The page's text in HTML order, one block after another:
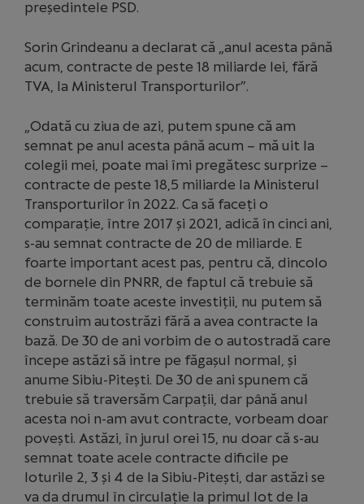
președintele PSD.
Sorin Grindeanu a declarat că „anul acesta până
acum, contracte de peste 18 miliarde lei, fără
TVA, la Ministerul Transporturilor”.
„Odată cu ziua de azi, putem spune că am
semnat pe anul acesta până acum – mă uit la
colegii mei, poate mai îmi pregătesc surprize –
contracte de peste 18,5 miliarde la Ministerul
Transporturilor în 2022. Ca să faceți o
comparație, între 2017 și 2021, adică în cinci ani,
s-au semnat contracte de 20 de miliarde. E
foarte important acest pas, pentru că, dincolo
de bornele din PNRR, de faptul că trebuie să
terminăm toate aceste investiții, nu putem să
construim autostrăzi fără a avea contracte la
bază. De 30 de ani vorbim de o autostradă care
începe astăzi să intre pe făgașul normal, și
anume Sibiu-Pitești. De 30 de ani spunem că
trebuie să traversăm Carpații, dar până anul
acesta noi n-am avut contracte, vorbeam doar
povești. Astăzi, în jurul orei 15, nu doar că s-au
semnat toate acele contracte dificile pe
loturile 2, 3 și 4 de la Sibiu-Pitești, dar astăzi se
va da drumul în circulație la primul lot de la